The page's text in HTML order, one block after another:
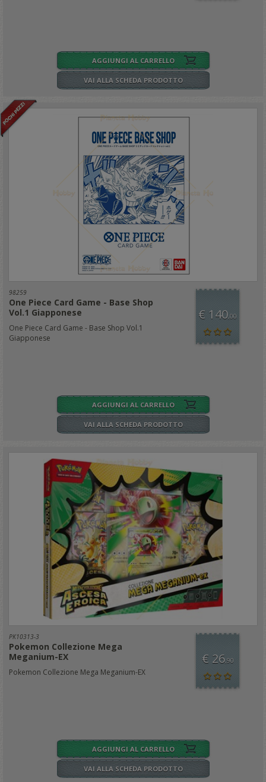
AGGIUNGI AL CARRELLO
VAI ALLA SCHEDA PRODOTTO
98259
One Piece Card Game - Base Shop
Vol.1 Giapponese
One Piece Card Game - Base Shop Vol.1
Giapponese
€ 140,00
AGGIUNGI AL CARRELLO
VAI ALLA SCHEDA PRODOTTO
PK10313-3
Pokemon Collezione Mega
Meganium-EX
Pokemon Collezione Mega Meganium-EX
€ 26,90
AGGIUNGI AL CARRELLO
VAI ALLA SCHEDA PRODOTTO